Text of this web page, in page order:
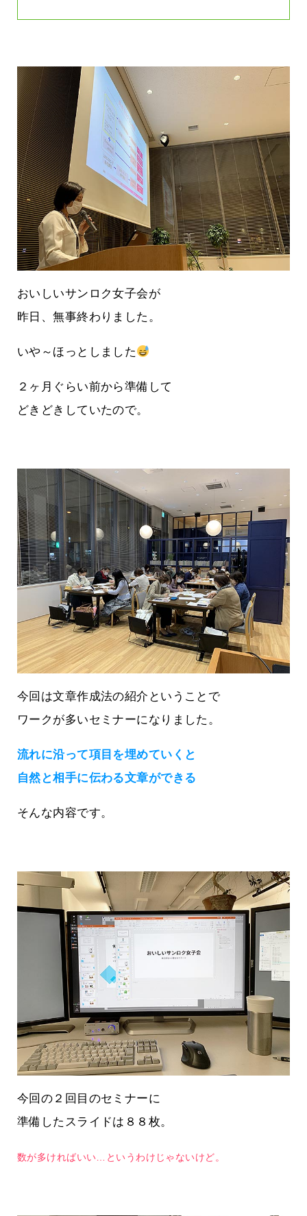
おいしいサンロク女子会が
昨日、無事終わりました。
いや～ほっとしました
２ヶ月ぐらい前から準備して
どきどきしていたので。
今回は文章作成法の紹介ということで
ワークが多いセミナーになりました。
流れに沿って項目を埋めていくと
自然と相手に伝わる文章ができる
そんな内容です。
今回の２回目のセミナーに
準備したスライドは８８枚。
数が多ければいい…というわけじゃないけど。